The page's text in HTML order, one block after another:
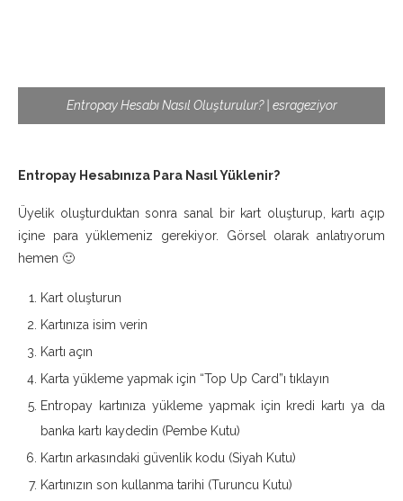
Entropay Hesabı Nasıl Oluşturulur? | esrageziyor
Entropay Hesabınıza Para Nasıl Yüklenir?
Üyelik oluşturduktan sonra sanal bir kart oluşturup, kartı açıp
içine para yüklemeniz gerekiyor. Görsel olarak anlatıyorum
hemen 🙂
Kart oluşturun
Kartınıza isim verin
Kartı açın
Karta yükleme yapmak için “Top Up Card”ı tıklayın
Entropay kartınıza yükleme yapmak için kredi kartı ya da
banka kartı kaydedin (Pembe Kutu)
Kartın arkasındaki güvenlik kodu (Siyah Kutu)
Kartınızın son kullanma tarihi (Turuncu Kutu)